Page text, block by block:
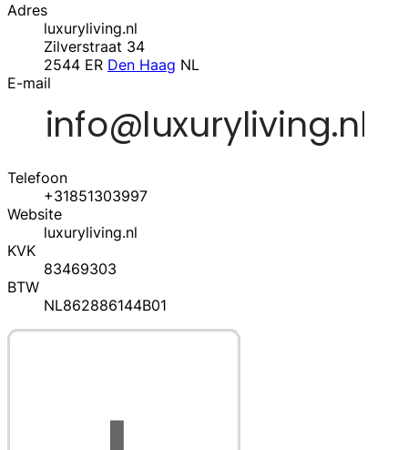
Adres
luxuryliving.nl
Zilverstraat 34
2544 ER Den Haag NL
E-mail
Telefoon
+31851303997
Website
luxuryliving.nl
KVK
83469303
BTW
NL862886144B01